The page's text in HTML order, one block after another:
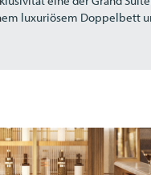
luxuriösem Doppelbett